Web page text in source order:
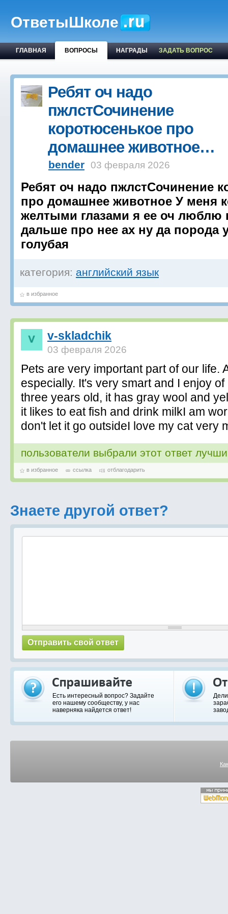
ОтветыШколе
ГЛАВНАЯ ВОПРОСЫ НАГРАДЫ ЗАДАТЬ ВОПРОС
Ребят оч надо
пжлстСочинение
коротюсенькое про
домашнее животное…
bender 03 февраля 2026
Ребят оч надо пжлстСочинение
про домашнее животное У меня
желтыми глазами я ее оч люблю
дальше про нее ах ну да порода
голубая
категория: английский язык
в избранное
v-skladchik
03 февраля 2026
Pets are very important part of our life.
especially. It's very smart and I enjoy
three years old, it has gray wool and
it likes to eat fish and drink milkI am
don't let it go outsideI love my cat very
пользователи выбрали этот ответ
в избранное ссылка отблагодарить
Знаете другой ответ?
Есть интересный вопрос? Задайте
его нашему сообществу, у нас
наверняка найдется ответ!